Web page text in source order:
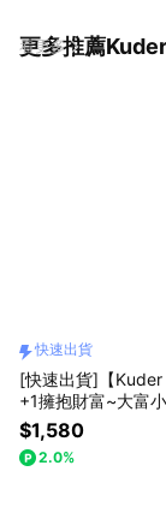
更多推薦
看更多
快速出貨
[快速出貨]【
+1擁抱財富~大富
寶箱任選組送財庫
$1,580
2.0%